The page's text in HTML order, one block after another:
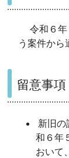
令和６年
う案件から
留意事項
新旧の
和６年
おいて